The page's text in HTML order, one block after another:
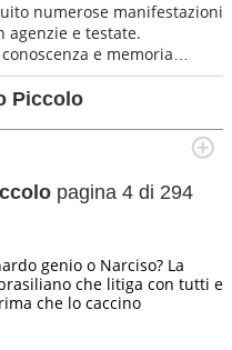
numerose manifestazioni
agenzie e testate.
e memoria
di calcio
Piccolo
pagina 4 di 294
genio o Narciso? La
che litiga con tutti e
che lo caccino